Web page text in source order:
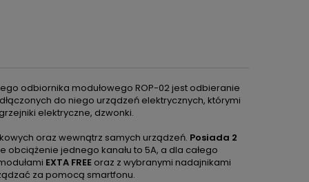
odbiornika modułowego ROP-02 jest odbieranie
do niego urządzeń elektrycznych, którymi
elektryczne, dzwonki.
oraz wewnątrz samych urządzeń. Posiada 2
jednego kanału to 5A, a dla całego
EXTA FREE oraz z wybranymi nadajnikami
za pomocą smartfonu.